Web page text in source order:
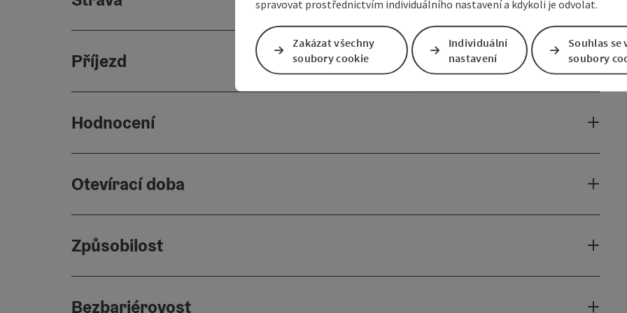
Příjezd
Hodnocení
Otevírací doba
Způsobilost
Bezbariérovost
spravovat prostřednictvím individuálního nastavení a kdykoli je odvolat.
Zakázat všechny
soubory cookie
Individuální
nastavení
Souhlas se
soubory